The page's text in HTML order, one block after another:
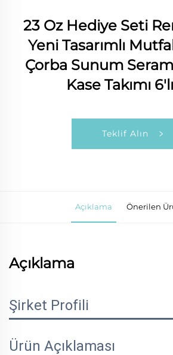
23 Oz Hediye Seti
Yeni Tasarımlı
Çorba Sunum
Kase Takımı
Teklif Alın
Açıklama Önerilen
Açıklama
Şirket Profili
Ürün Açıklaması